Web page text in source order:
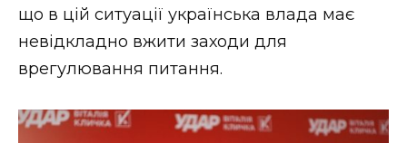
що в цій ситуації українська влада має
невідкладно вжити заходи для
врегулювання питання.